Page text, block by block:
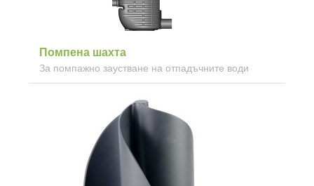
Помпена шахта
За помпажно заустване на отпадъчните води